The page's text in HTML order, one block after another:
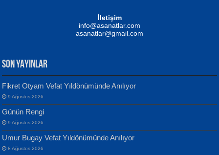
MUSTAFA KELOĞLU
Yarına İz Bırakmak...
Yılmaz Ekinci
Geceye Söylenen...
İletişim
info@asanatlar.com
asanatlar@gmail.com
SON YAYINLAR
Fikret Otyam Vefat Yıldönümünde Anılıyor
9 Ağustos 2026
Günün Rengi
9 Ağustos 2026
Umur Bugay Vefat Yıldönümünde Anılıyor
8 Ağustos 2026